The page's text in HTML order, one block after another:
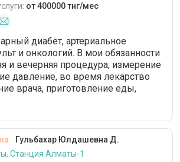
от 400000 тнг/мес
диабет, артериальное
и онкологий. В мои обязанности
и вечерняя процедура, измерение
давление, во время лекарство
врача, приготовление еды,
Гульбахар Юлдашевна Д.
Станция Алматы-1